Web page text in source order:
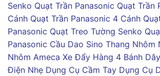
Senko Quạt Trần Panasonic Quạt Trần
Cánh Quạt Trần Panasonic 4 Cánh
Panasonic Quạt Treo Tường Senko
Panasonic Cầu Dao Sino Thang Nhôm
Nhôm Ameca Xe Đẩy Hàng 4 Bánh
Điện Nhẹ Dụng Cụ Cầm Tay Dụng Cụ